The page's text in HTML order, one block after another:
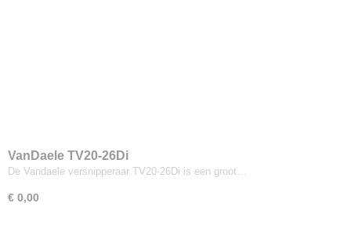
VanDaele TV20-26Di
De Vandaele versnipperaar TV20-26Di is een groot…
€ 0,00